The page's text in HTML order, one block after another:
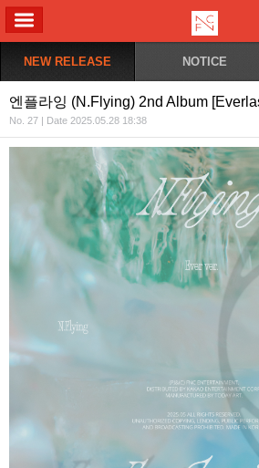
NEW RELEASE NOTICE
엔플라잉 (N.Flying) 2nd Album
No. 27 | Date 2025.05.28 18:38